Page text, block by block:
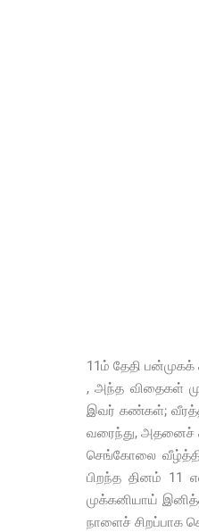
11ம் தேதி
, அந்த விதைகள்
இவர் கண்கள்;
வரைந்து, அதனைச்
செங்கோலை
பிறந்த தினம் 11
முக்கனியாய்
நாளைச் சிறப்பாக